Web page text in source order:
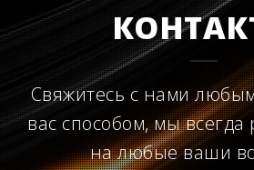
Свяжитесь с нами
вас способом, мы всегда
на любые ваши